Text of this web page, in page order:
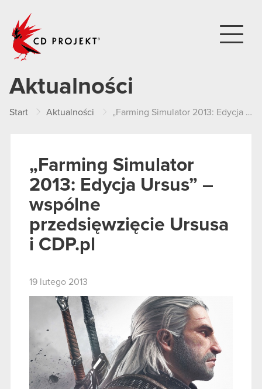
Aktualności
Start Aktualności „Farming Simulator 2013: Edycja Ursus” – wspólne przedsięwzięcie Ursusa i CDP.pl
„Farming Simulator
2013: Edycja Ursus” –
wspólne
przedsięwzięcie Ursusa
i CDP.pl
19 lutego 2013